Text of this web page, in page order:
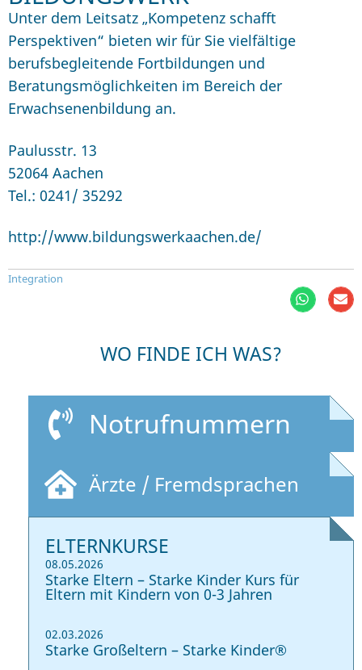
Unter dem Leitsatz „Kompetenz schafft
Perspektiven“ bieten wir für Sie vielfältige
berufsbegleitende Fortbildungen und
Beratungsmöglichkeiten im Bereich der
Erwachsenenbildung an.
Paulusstr. 13
52064 Aachen
Tel.: 0241/ 35292
http://www.bildungswerkaachen.de/
Integration
WO FINDE ICH WAS?
Notrufnummern
Ärzte / Fremdsprachen
ELTERNKURSE
08.05.2026
Starke Eltern – Starke Kinder Kurs für
Eltern mit Kindern von 0-3 Jahren
02.03.2026
Starke Großeltern – Starke Kinder®